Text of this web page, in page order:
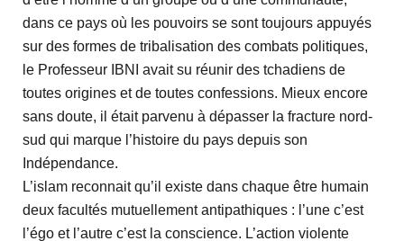
dans ce pays où les pouvoirs se sont toujours appuyés
sur des formes de tribalisation des combats politiques,
le Professeur IBNI avait su réunir des tchadiens de
toutes origines et de toutes confessions. Mieux encore
sans doute, il était parvenu à dépasser la fracture nord-
sud qui marque l’histoire du pays depuis son
Indépendance.
L’islam reconnait qu’il existe dans chaque être humain
deux facultés mutuellement antipathiques : l’une c’est
l’égo et l’autre c’est la conscience. L’action violente